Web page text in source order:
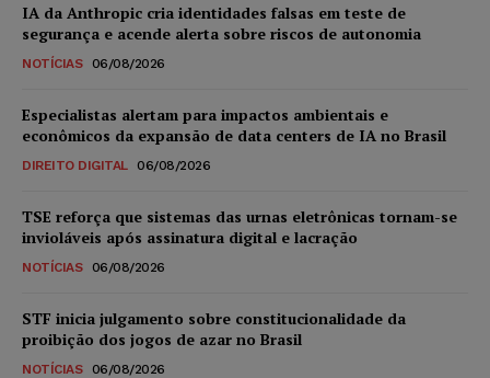
IA da Anthropic cria identidades falsas em teste de
segurança e acende alerta sobre riscos de autonomia
NOTÍCIAS 06/08/2026
Especialistas alertam para impactos ambientais e
econômicos da expansão de data centers de IA no Brasil
DIREITO DIGITAL 06/08/2026
TSE reforça que sistemas das urnas eletrônicas tornam-se
invioláveis após assinatura digital e lacração
NOTÍCIAS 06/08/2026
STF inicia julgamento sobre constitucionalidade da
proibição dos jogos de azar no Brasil
NOTÍCIAS 06/08/2026